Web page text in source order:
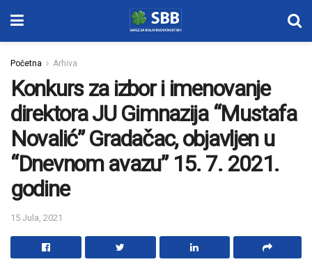
Početna Arhiva
Konkurs za izbor i imenovanje
direktora JU Gimnazija “Mustafa
Novalić” Gradačac, objavljen u
“Dnevnom avazu” 15. 7. 2021.
godine
15 Jula, 2021